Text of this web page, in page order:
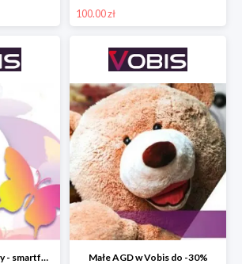
100.00 zł
Wiosenne super ceny - smartfony TCL w Vobis do -30 zł Małe AGD w Vobis do -30%